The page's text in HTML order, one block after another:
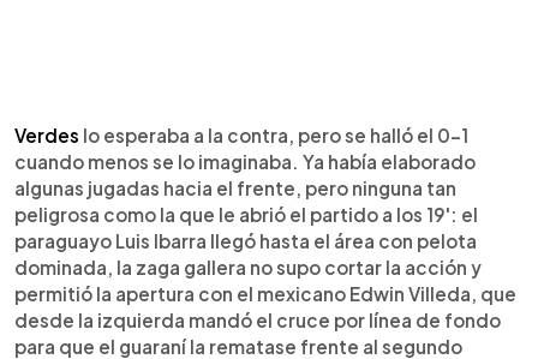
Verdes lo esperaba a la contra, pero se halló el 0-1
cuando menos se lo imaginaba. Ya había elaborado
algunas jugadas hacia el frente, pero ninguna tan
peligrosa como la que le abrió el partido a los 19': el
paraguayo Luis Ibarra llegó hasta el área con pelota
dominada, la zaga gallera no supo cortar la acción y
permitió la apertura con el mexicano Edwin Villeda, que
desde la izquierda mandó el cruce por línea de fondo
para que el guaraní la rematase frente al segundo